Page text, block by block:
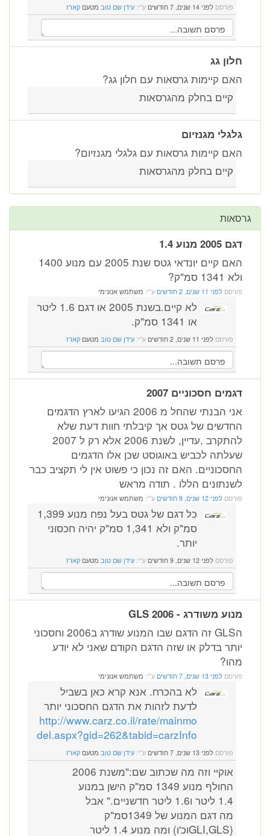
פורסם לפני 14 שנים, 7 חודשים ע"י: עידן שם טוב מטעם קארז
חלון גג
האם קיימות גרסאות עם חלון גג?
קיים בחלק מהגרסאות
גלגלי מגנזיום
האם קיימות גרסאות עם גלגלי מגנזיום?
קיים בחלק מהגרסאות
גרסאות
דגם 2005 מנוע 1.4
האם קיים יונדאי גטס שנת 2005 עם מנוע 1400
ולא 1341 סמ"ק?
פורסם לפני 11 שנים, 2 חודשים ע"י: משתמש אנונימי
לא קיים.בשנת 2005 או דגם 1.6 ליטר
או 1341 סמ"ק.
פורסם לפני 11 שנים, 2 חודשים ע"י: עידן שם טוב מטעם קארז
דגמים חסכוניים 2007
אני הבנתי שהחל מ 2006 הגיעו לארץ הדגמים
החדשים של גטס אך קיבלתי חוות דעת שלא
להתקרב ,עדיין, לשנת 2006 אלא רק ל 2007
שעלתה לכביש באוגוסט שכן אלו הדגמים
החסכוניים. האם זה נכון כי פשוט אין לי תקציב כבר
לשנתונים הללו . תודה מראש
פורסם לפני 12 שנים, 9 חודשים ע"י: משתמש אנונימי
כל דגם של גטס בעל נפח מנוע 1,399
סמ"ק ולא 1,341 סמ"ק יהיה חכסוני
יותר.
פורסם לפני 12 שנים, 9 חודשים ע"י: עידן שם טוב מטעם קארז
מנוע משודרג - GLS 2006
הGLS זה הדגם שבו המנוע שודרג ב2006 וחסכוני
יותר בדלק או שזה הדגם הקודם שאני לא יודע
מהו?
פורסם לפני 13 שנים, 7 חודשים ע"י: משתמש אנונימי
לא בהכרח. אנא קרא כאן בשביל
לדעת לזהות את הדגם החסכוני יותר
http://www.carz.co.il/rate/mainmo
del.aspx?gid=262&tabid=carzInfo
פורסם לפני 13 שנים, 7 חודשים ע"י: עידן שם טוב מטעם קארז
אוקיי וזה מה שכתוב שם:"משנת 2006
החולף מנוע 1349 סמ"ק הישן במנוע
1.4 ליטר ו1.6 ליטר חדשניים." אבל
מה דגם המנוע של 1349סמ"ק
(GLI,GLSוכ'ו) ומה מנוע 1.4 ליטר